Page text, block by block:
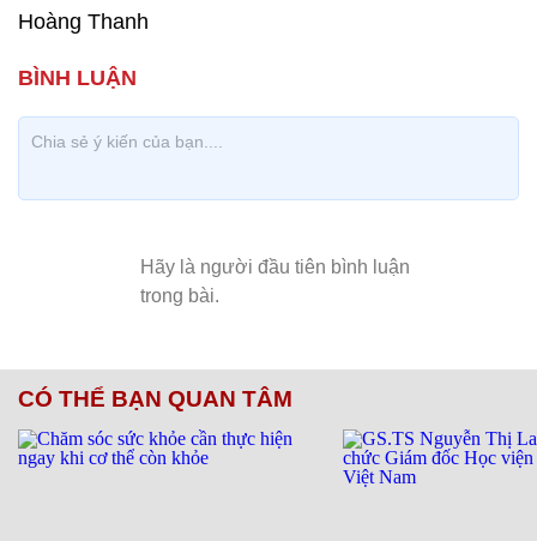
Hoàng Thanh
CÓ THỂ BẠN QUAN TÂM